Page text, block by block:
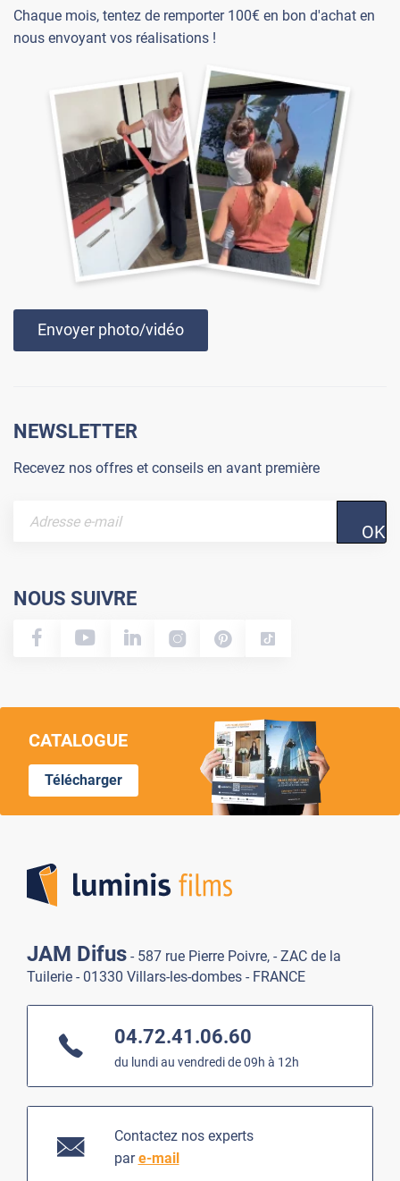
Chaque mois, tentez de remporter 100€ en bon d'achat en
nous envoyant vos réalisations !
Envoyer photo/vidéo
NEWSLETTER
Recevez nos offres et conseils en avant première
OK
NOUS SUIVRE
CATALOGUE
Télécharger
JAM Difus - 587 rue Pierre Poivre, - ZAC de la
Tuilerie - 01330 Villars-les-dombes - FRANCE
04.72.41.06.60
du lundi au vendredi de 09h à 12h
Contactez nos experts
pare-mail